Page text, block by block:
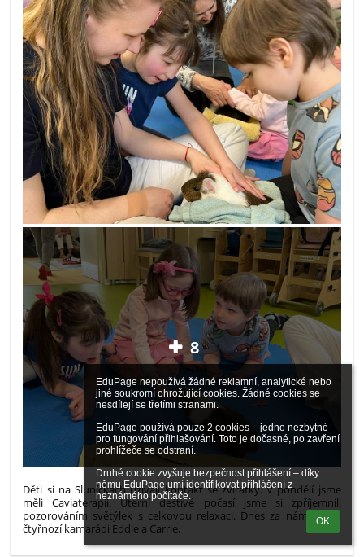
EduPage nepoužívá žádné reklamní, analytické nebo
jiné soukromí ohrožující cookies. Žádné cookies se
nesdílejí se třetími stranami.
EduPage používá pouze 2 cookies – jedno nezbytné
pro fungování přihlašování. Toto je dočasné, po zavření
prohlížeče se odstraní.
Druhé cookie zvyšuje bezpečnost přihlášení – díky
němu EduPage umí identifikovat přihlášení z
neznámého počítače.
OK
8
Děti si na Sluníčkách užívají kontakt se zvířátky. V pondělí jsme
měli Caviaterapii. Úterní deštivé počasí jsme si zpříjemnili
pozorováním světýlek s celkovou relaxaci. Dnes za námi přijeli
čtyřnozí kamarádi Eddie a Carrie.